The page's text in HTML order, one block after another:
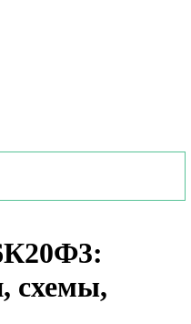
схемы,